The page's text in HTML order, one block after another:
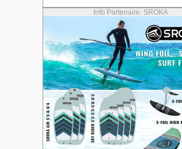
Info Partenaire: SROKA